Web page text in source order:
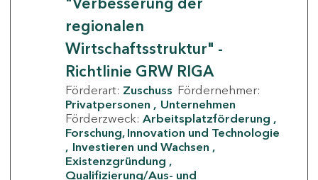
regionalen
Wirtschaftsstruktur" -
Richtlinie GRW RIGA
Förderart: Zuschuss Fördernehmer:
Privatpersonen
Unternehmen
Förderzweck: Arbeitsplatzförderung
Forschung, Innovation und Technologie
Investieren und Wachsen
Existenzgründung
Qualifizierung/Aus- und